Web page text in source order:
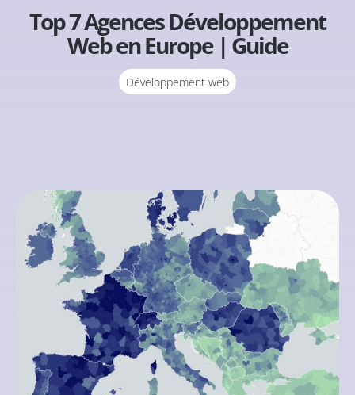
Top 7 Agences Développement
Web en Europe | Guide
Développement web